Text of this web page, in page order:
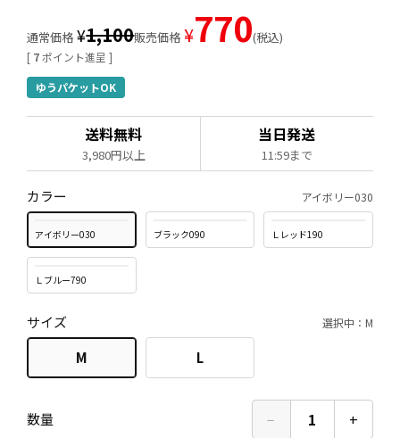
[ 7 ポイント進呈 ]
通常価格 ¥1,100販売価格 ¥770 税込
ゆうパケットOK
送料無料
3,980円以上
当日発送
11:59まで
カラー アイボリー030
アイボリー030 ブラック090 Ｌレッド190
Ｌブルー790
サイズ 選択中：M
M L
数量 − 1 +